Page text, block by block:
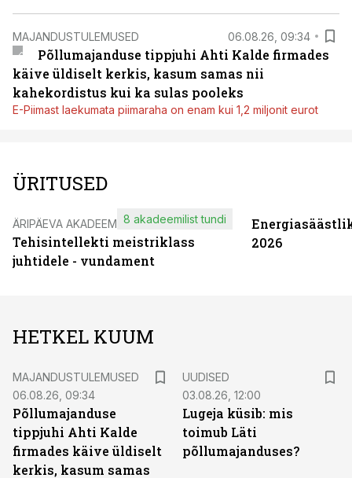
MAJANDUSTULEMUSED 06.08.26, 09:34
Põllumajanduse tippjuhi Ahti Kalde firmades
käive üldiselt kerkis, kasum samas nii
kahekordistus kui ka sulas pooleks
E-Piimast laekumata piimaraha on enam kui 1,2 miljonit eurot
ÜRITUSED
ÄRIPÄEVA AKADEEMIA
Tehisintellekti meistriklass
juhtidele - vundament
8 akadeemilist tundi
2026
HETKEL KUUM
MAJANDUSTULEMUSED
06.08.26, 09:34
Põllumajanduse
tippjuhi Ahti Kalde
firmades käive üldiselt
kerkis, kasum samas
UUDISED
03.08.26, 12:00
Lugeja küsib: mis
toimub Läti
põllumajanduses?